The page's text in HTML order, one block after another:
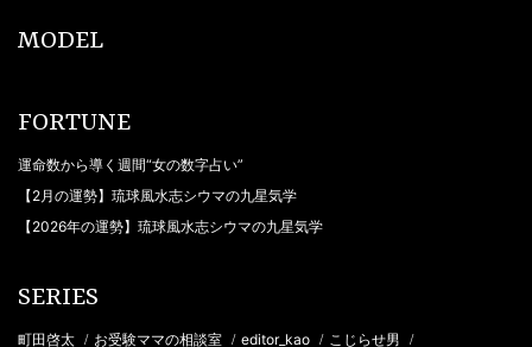
MODEL
FORTUNE
運命数から導く週間“女の数字占い”
【2月の運勢】琉球風水志シウマの九星気学
【2026年の運勢】琉球風水志シウマの九星気学
SERIES
町田啓太 / お受験ママの相談室 / editor_kao / こじらせ男 /